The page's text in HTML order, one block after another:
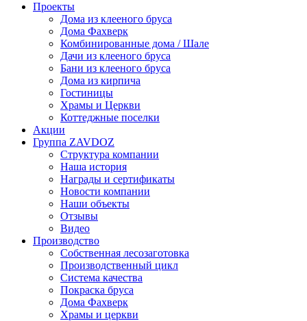
Проекты
Дома из клееного бруса
Дома Фахверк
Комбинированные дома / Шале
Дачи из клееного бруса
Бани из клееного бруса
Дома из кирпича
Гостиницы
Храмы и Церкви
Коттеджные поселки
Акции
Группа ZAVDOZ
Структура компании
Наша история
Награды и сертификаты
Новости компании
Наши объекты
Отзывы
Видео
Производство
Собственная лесозаготовка
Производственный цикл
Система качества
Покраска бруса
Дома Фахверк
Храмы и церкви